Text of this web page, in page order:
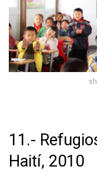
11.-
Haití, 2010